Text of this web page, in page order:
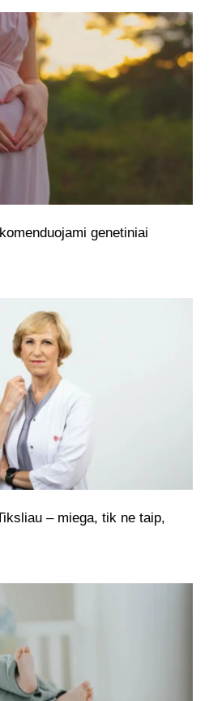
genetiniai
– miega, tik ne taip,